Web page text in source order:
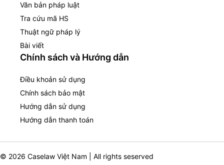
Văn bản pháp luật
Tra cứu mã HS
Thuật ngữ pháp lý
Bài viết
Chính sách và Hướng dẫn
Điều khoản sử dụng
Chính sách bảo mật
Hướng dẫn sử dụng
Hướng dẫn thanh toán
© 2026 Caselaw Việt Nam | All rights seserved